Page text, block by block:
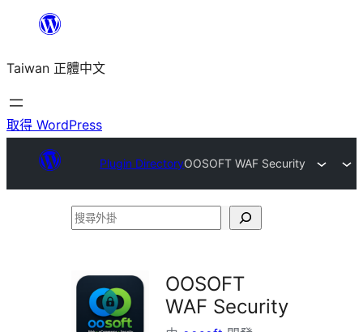
主
要
內
Taiwan 正體中文
取得 WordPress
Plugin DirectoryOOSOFT WAF Security
搜
掛
OOSOFT
WAF Security